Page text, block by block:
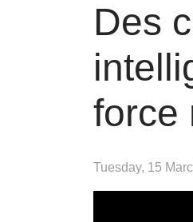
Des
force
Tuesday, 15